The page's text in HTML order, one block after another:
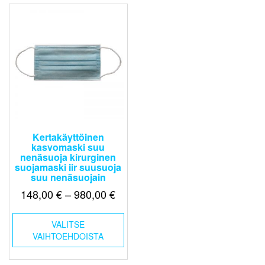
Kertakäyttöinen
kasvomaski suu
nenäsuoja kirurginen
suojamaski iir suusuoja
suu nenäsuojain
148,00€ – 980,00€Hintaluokka:
VALITSE
VAIHTOEHDOISTA
Tällä
useampi
muunnelma.